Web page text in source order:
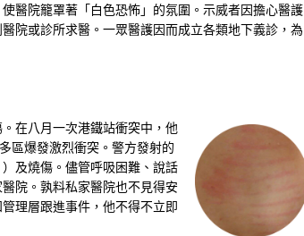
醫院籠罩著「白色恐怖」的氛圍。示威者因擔心醫護
院或診所求醫。一眾醫護因而成立各類地下義診，為
在八月一次港鐵站衝突中，他
區爆發激烈衝突。警方發射的
及燒傷。儘管呼吸困難、說話
院。孰料私家醫院也不見得安
理層跟進事件，他不得不立即